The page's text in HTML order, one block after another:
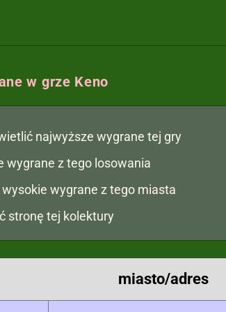
w grze Keno
najwyższe wygrane tej gry
wygrane z tego losowania
wygrane z tego miasta
stronę tej kolektury
miasto/adres